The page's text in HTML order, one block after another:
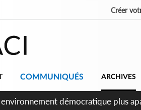
Créer
COMMUNIQUÉS ARCHIVES
démocratique plus